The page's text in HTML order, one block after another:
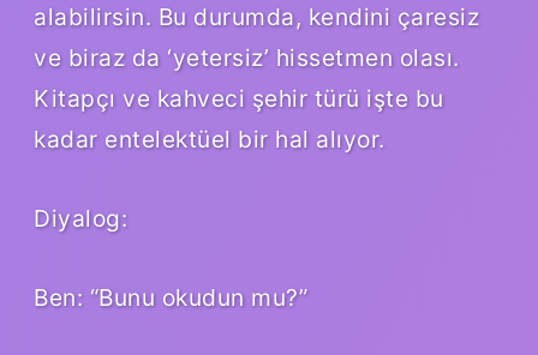
alabilirsin. Bu durumda, kendini çaresiz
ve biraz da ‘yetersiz’ hissetmen olası.
Kitapçı ve kahveci şehir türü işte bu
kadar entelektüel bir hal alıyor.
Diyalog:
Ben: “Bunu okudun mu?”